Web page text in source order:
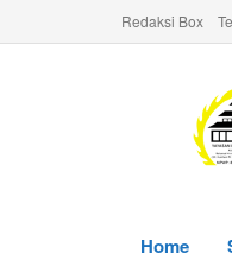
Redaksi Box
Home